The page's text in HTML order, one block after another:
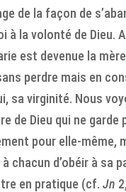
de la façon de
à la volonté de Dieu.
est devenue la
perdre mais en
sa virginité. Nous
de Dieu qui ne garde
pour elle-même,
chacun d’obéir à sa
en pratique (cf. Jn